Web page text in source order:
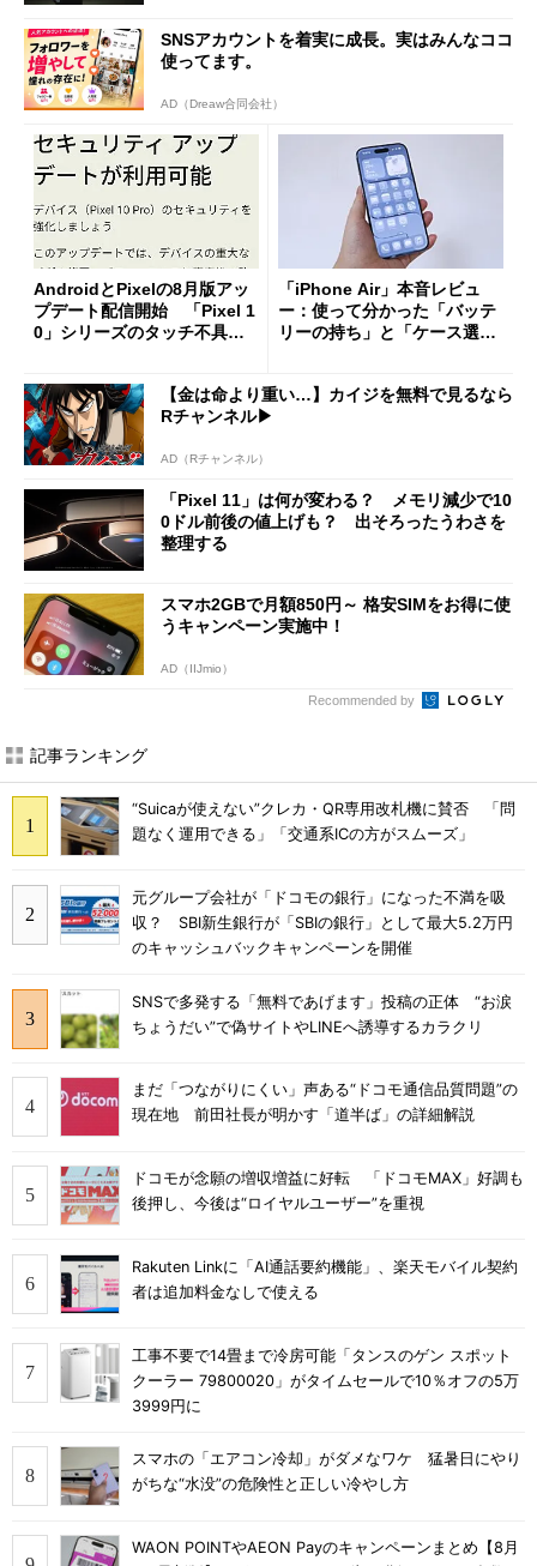
SNSアカウントを着実に成長。実はみんなココ
使ってます。
AD（Dreaw合同会社）
AndroidとPixelの8月版アッ
プデート配信開始 「Pixel 1
0」シリーズのタッチ不具合
「iPhone Air」本音レビュ
ー：使って分かった「バッテ
リーの持ち」と「ケース選
【金は命より重い…】カイジを無料で見るなら
Rチャンネル▶︎
AD（Rチャンネル）
「Pixel 11」は何が変わる？ メモリ減少で10
0ドル前後の値上げも？ 出そろったうわさを
整理する
スマホ2GBで月額850円～ 格安SIMをお得に使
うキャンペーン実施中！
AD（IIJmio）
Recommended by
記事ランキング
“Suicaが使えない”クレカ・QR専用改札機に賛否 「問
題なく運用できる」「交通系ICの方がスムーズ」
元グループ会社が「ドコモの銀行」になった不満を吸
収？ SBI新生銀行が「SBIの銀行」として最大5.2万円
のキャッシュバックキャンペーンを開催
SNSで多発する「無料であげます」投稿の正体 “お涙
ちょうだい”で偽サイトやLINEへ誘導するカラクリ
まだ「つながりにくい」声ある“ドコモ通信品質問題”の
現在地 前田社長が明かす「道半ば」の詳細解説
ドコモが念願の増収増益に好転 「ドコモMAX」好調も
後押し、今後は“ロイヤルユーザー”を重視
Rakuten Linkに「AI通話要約機能」、楽天モバイル契約
者は追加料金なしで使える
工事不要で14畳まで冷房可能「タンスのゲン スポット
クーラー 79800020」がタイムセールで10％オフの5万
3999円に
スマホの「エアコン冷却」がダメなワケ 猛暑日にやり
がちな“水没”の危険性と正しい冷やし方
WAON POINTやAEON Payのキャンペーンまとめ【8月